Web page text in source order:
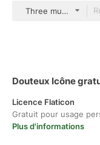
Three musketeers
Douteux Icône
Licence Flaticon
Gratuit pour usage
Plus d'informations